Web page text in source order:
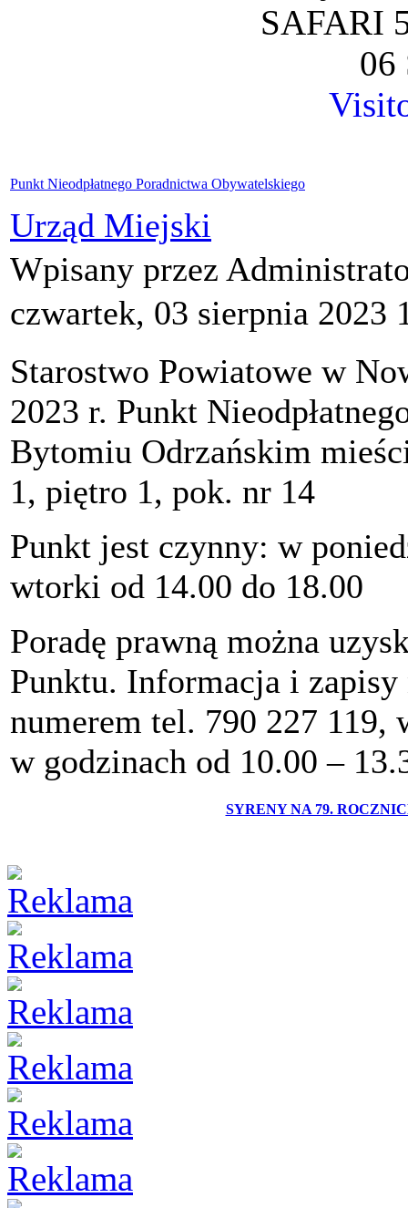
SAFARI
06
Punkt Nieodpłatnego Poradnictwa Obywatelskiego
Urząd Miejski
Wpisany przez
czwartek, 03 sierpnia 2023
Starostwo Powiatowe w
2023 r. Punkt
Bytomiu Odrzańskim
1, piętro 1, pok. nr 14
Punkt jest czynny: w
wtorki od 14.00 do 18.00
Poradę prawną można
Punktu. Informacja i zapisy
numerem tel. 790 227 119,
w godzinach od 10.00 –
SYRENY NA 79.